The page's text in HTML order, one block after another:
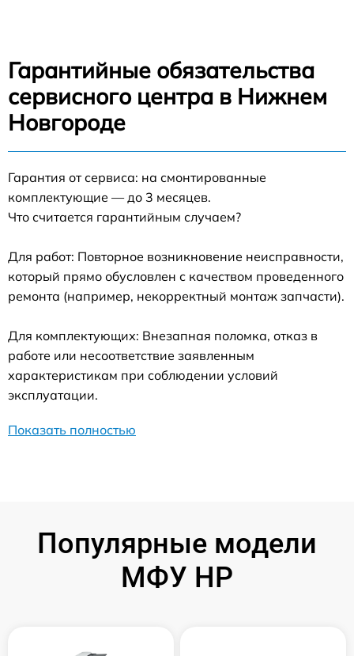
Гарантийные обязательства
сервисного центра в Нижнем
Новгороде
Гарантия от сервиса: на смонтированные
комплектующие — до 3 месяцев.
Что считается гарантийным случаем?
Для работ: Повторное возникновение неисправности,
который прямо обусловлен с качеством проведенного
ремонта (например, некорректный монтаж запчасти).
Для комплектующих: Внезапная поломка, отказ в
работе или несоответствие заявленным
характеристикам при соблюдении условий
эксплуатации.
Показать полностью
Популярные модели
МФУ HP